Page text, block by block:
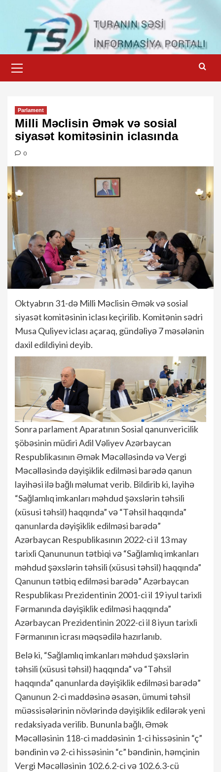
content
Menu
Parlament
Milli Məclisin Əmək və sosial
siyasət komitəsinin iclasında
0
Oktyabrın 31-də Milli Məclisin Əmək və sosial
siyasət komitəsinin iclası keçirilib. Komitənin sədri
Musa Quliyev iclası açaraq, gündəliyə 7 məsələnin
daxil edildiyini deyib.
Sonra parlament Aparatının Sosial qanunvericilik
şöbəsinin müdiri Adil Vəliyev Azərbaycan
Respublikasının Əmək Məcəlləsində və Vergi
Məcəlləsində dəyişiklik edilməsi barədə qanun
layihəsi ilə bağlı məlumat verib. Bildirib ki, layihə
“Sağlamlıq imkanları məhdud şəxslərin təhsili
(xüsusi təhsil) haqqında” və “Təhsil haqqında”
qanunlarda dəyişiklik edilməsi barədə”
Azərbaycan Respublikasının 2022-ci il 13 may
tarixli Qanununun tətbiqi və “Sağlamlıq imkanları
məhdud şəxslərin təhsili (xüsusi təhsil) haqqında”
Qanunun tətbiq edilməsi barədə” Azərbaycan
Respublikası Prezidentinin 2001-ci il 19 iyul tarixli
Fərmanında dəyişiklik edilməsi haqqında”
Azərbaycan Prezidentinin 2022-ci il 8 iyun tarixli
Fərmanının icrası məqsədilə hazırlanıb.
Belə ki, “Sağlamlıq imkanları məhdud şəxslərin
təhsili (xüsusi təhsil) haqqında” və “Təhsil
haqqında” qanunlarda dəyişiklik edilməsi barədə”
Qanunun 2-ci maddəsinə əsasən, ümumi təhsil
müəssisələrinin növlərində dəyişiklik edilərək yeni
redaksiyada verilib. Bununla bağlı, Əmək
Məcəlləsinin 118-ci maddəsinin 1-ci hissəsinin “ç”
bəndinin və 2-ci hissəsinin “c” bəndinin, həmçinin
Vergi Məcəlləsinin 102.6.2-ci və 102.6.3-cü